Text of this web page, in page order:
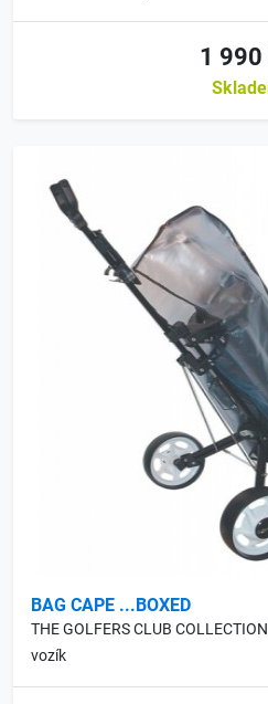
1 990
BAG CAPE ...BOXED
THE GOLFERS CLUB
vozík